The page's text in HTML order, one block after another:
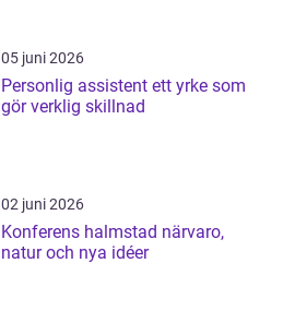
05 juni 2026
Personlig assistent ett yrke som
gör verklig skillnad
02 juni 2026
Konferens halmstad närvaro,
natur och nya idéer